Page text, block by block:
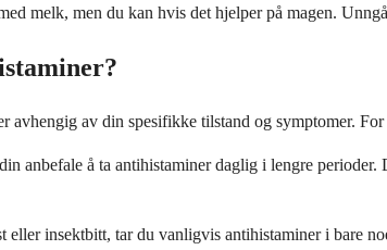
melk, men du kan hvis det hjelper på magen.
avhengig av din spesifikke tilstand og symptomer.
anbefale å ta antihistaminer daglig i lengre
eller insektbitt, tar du vanligvis antihistaminer i bare